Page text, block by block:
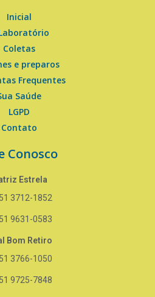
Inicial
Coletas
e preparos
Frequentes
Saúde
LGPD
Contato
Conosco
Estrela
51 3712-1852
51 9631-0583
Bom Retiro
51 3766-1050
51 9725-7848